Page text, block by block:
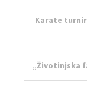
Karate turnir
„Životinjska